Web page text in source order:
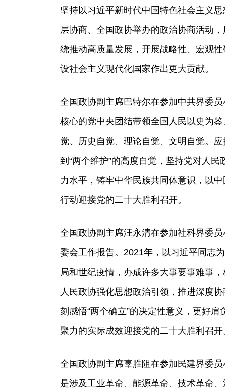
坚持以习近平新时代中国特色社会主义
层协商、全国政协举办的政治协商活动
绕推动高质量发展，开展战略性、宏观
设社会主义现代化国家作出更大贡献。
全国政协副主席巴特尔在参加中共界委
核心的党中央团结带领全国人民以史为
觉、历史自觉、理论自觉、文明自觉。
到“两个维护”的高度自觉，坚持党对人
力水平，铸牢中华民族共同体意识，以
行动迎接党的二十大胜利召开。
全国政协副主席汪永清在参加社科界委
委会工作报告。2021年，以习近平同志
局和世纪疫情，办成许多大事要事难事
人民政协强化思想政治引领，推进深度
刻感悟“两个确立”的决定性意义，更好
聚力的实际成效迎接党的二十大胜利召开
全国政协副主席辜胜阻在参加民建界委
是涉及工业革命、能源革命、技术革命